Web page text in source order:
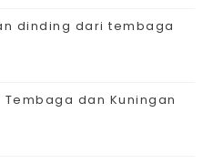
dinding dari tembaga
Tembaga dan Kuningan